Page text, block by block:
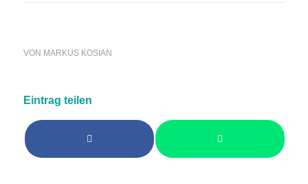
VON MARKUS KOSIAN
Eintrag teilen